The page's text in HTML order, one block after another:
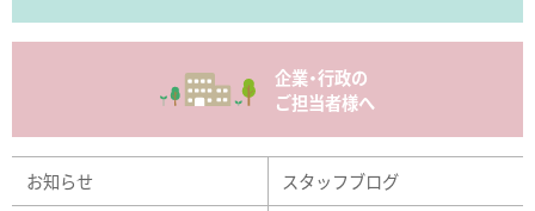
企業・行政の
ご担当者様へ
お知らせ
スタッフブログ